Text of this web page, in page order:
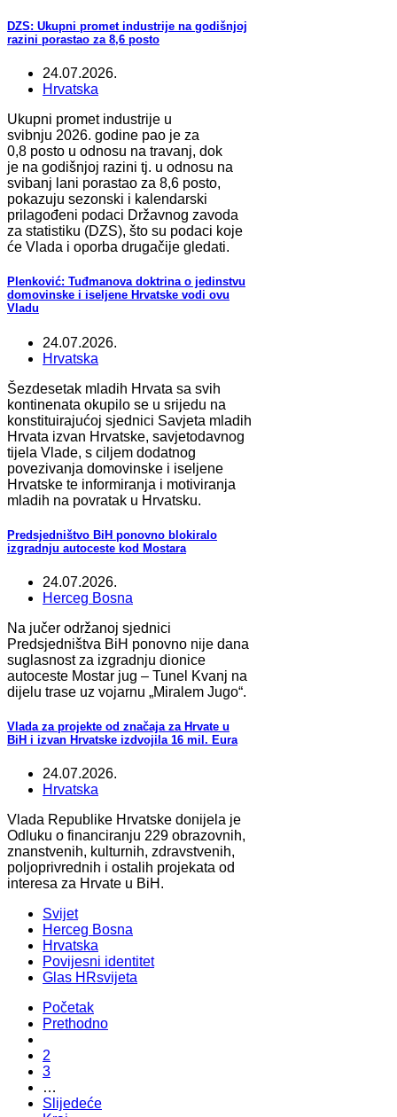
DZS: Ukupni promet industrije na godišnjoj
razini porastao za 8,6 posto
24.07.2026.
Hrvatska
Ukupni promet industrije u
svibnju 2026. godine pao je za
0,8 posto u odnosu na travanj, dok
je na godišnjoj razini tj. u odnosu na
svibanj lani porastao za 8,6 posto,
pokazuju sezonski i kalendarski
prilagođeni podaci Državnog zavoda
za statistiku (DZS), što su podaci koje
će Vlada i oporba drugačije gledati.
Plenković: Tuđmanova doktrina o jedinstvu
domovinske i iseljene Hrvatske vodi ovu
Vladu
24.07.2026.
Hrvatska
Šezdesetak mladih Hrvata sa svih
kontinenata okupilo se u srijedu na
konstituirajućoj sjednici Savjeta mladih
Hrvata izvan Hrvatske, savjetodavnog
tijela Vlade, s ciljem dodatnog
povezivanja domovinske i iseljene
Hrvatske te informiranja i motiviranja
mladih na povratak u Hrvatsku.
Predsjedništvo BiH ponovno blokiralo
izgradnju autoceste kod Mostara
24.07.2026.
Herceg Bosna
Na jučer održanoj sjednici
Predsjedništva BiH ponovno nije dana
suglasnost za izgradnju dionice
autoceste Mostar jug – Tunel Kvanj na
dijelu trase uz vojarnu „Miralem Jugo“.
Vlada za projekte od značaja za Hrvate u
BiH i izvan Hrvatske izdvojila 16 mil. Eura
24.07.2026.
Hrvatska
Vlada Republike Hrvatske donijela je
Odluku o financiranju 229 obrazovnih,
znanstvenih, kulturnih, zdravstvenih,
poljoprivrednih i ostalih projekata od
interesa za Hrvate u BiH.
Svijet
Herceg Bosna
Hrvatska
Povijesni identitet
Glas HRsvijeta
Početak
Prethodno
2
3
…
Slijedeće